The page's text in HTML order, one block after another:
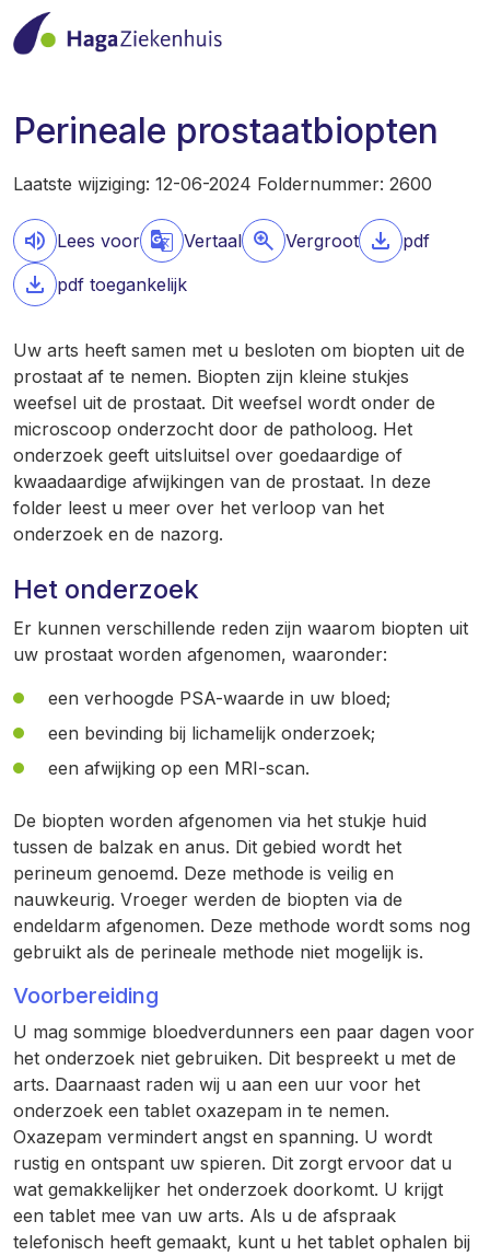
Perineale prostaatbiopten
Laatste wijziging: 12-06-2024 Foldernummer: 2600
Lees voor Vertaal Vergroot
pdf
pdf toegankelijk
Uw arts heeft samen met u besloten om biopten uit de
prostaat af te nemen. Biopten zijn kleine stukjes
weefsel uit de prostaat. Dit weefsel wordt onder de
microscoop onderzocht door de patholoog. Het
onderzoek geeft uitsluitsel over goedaardige of
kwaadaardige afwijkingen van de prostaat. In deze
folder leest u meer over het verloop van het
onderzoek en de nazorg.
Het onderzoek
Er kunnen verschillende reden zijn waarom biopten uit
uw prostaat worden afgenomen, waaronder:
een verhoogde PSA-waarde in uw bloed;
een bevinding bij lichamelijk onderzoek;
een afwijking op een MRI-scan.
De biopten worden afgenomen via het stukje huid
tussen de balzak en anus. Dit gebied wordt het
perineum genoemd. Deze methode is veilig en
nauwkeurig. Vroeger werden de biopten via de
endeldarm afgenomen. Deze methode wordt soms nog
gebruikt als de perineale methode niet mogelijk is.
Voorbereiding
U mag sommige bloedverdunners een paar dagen voor
het onderzoek niet gebruiken. Dit bespreekt u met de
arts. Daarnaast raden wij u aan een uur voor het
onderzoek een tablet oxazepam in te nemen.
Oxazepam vermindert angst en spanning. U wordt
rustig en ontspant uw spieren. Dit zorgt ervoor dat u
wat gemakkelijker het onderzoek doorkomt. U krijgt
een tablet mee van uw arts. Als u de afspraak
telefonisch heeft gemaakt, kunt u het tablet ophalen bij